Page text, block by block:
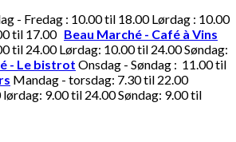
- Fredag : 10.00 til 18.00 Lørdag : 10.00
til 17.00 Beau Marché - Café à Vins
til 24.00 Lørdag: 10.00 til 24.00 Søndag:
- Le bistrot Onsdag - Søndag : 11.00 til
Mandag - torsdag: 7.30 til 22.00
9.00 til 24.00 Søndag: 9.00 til